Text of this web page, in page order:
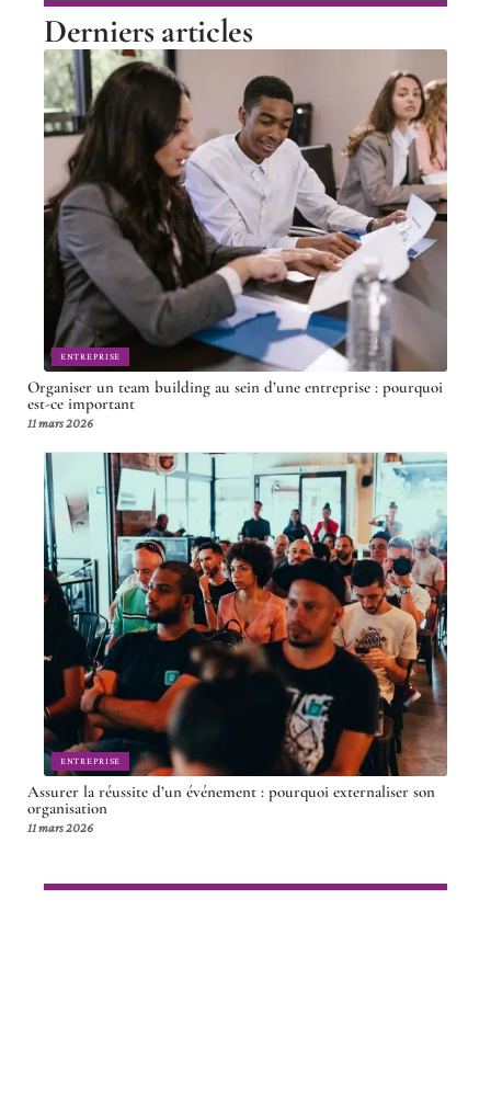
Derniers articles
ENTREPRISE
Organiser un team building au sein d’une entreprise : pourquoi
est-ce important
11 mars 2026
ENTREPRISE
Assurer la réussite d’un événement : pourquoi externaliser son
organisation
11 mars 2026